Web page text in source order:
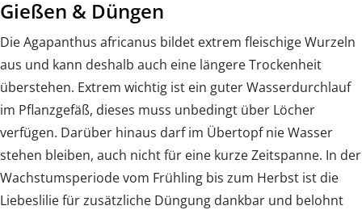
Gießen & Düngen
Die Agapanthus africanus bildet extrem fleischige Wurzeln
aus und kann deshalb auch eine längere Trockenheit
überstehen. Extrem wichtig ist ein guter Wasserdurchlauf
im Pflanzgefäß, dieses muss unbedingt über Löcher
verfügen. Darüber hinaus darf im Übertopf nie Wasser
stehen bleiben, auch nicht für eine kurze Zeitspanne. In der
Wachstumsperiode vom Frühling bis zum Herbst ist die
Liebeslilie für zusätzliche Düngung dankbar und belohnt